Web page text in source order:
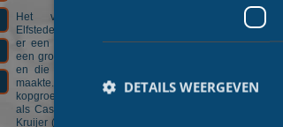
Het verhaal van de Alternatieve
Elfstedentocht van 2024 was bij de mannen
er een van de vroege vlucht die opeens
een groep met toch wel sterke namen werd
en die de wedstrijd al vroeg interessant
maakte. Na 50 kilometer ontstond er een
kopgroep 21 rijders waaronder outsiders
als Casper de Gier (Reggeborgh), Ronald
Kruijer (Bouwselect / De Haan Westerhoff),
DETAILS WEERGEVEN